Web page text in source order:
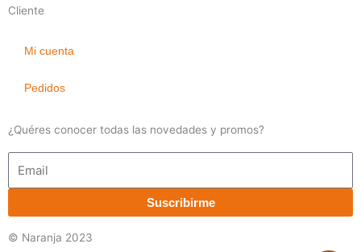
Cliente
Mi cuenta
Pedidos
¿Quéres conocer todas las novedades y promos?
Suscribirme
© Naranja 2023